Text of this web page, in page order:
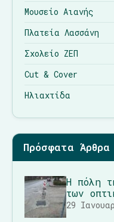
Μουσείο Αιανής
Πλατεία Λασσάνη
Σχολείο ΖΕΠ
Cut & Cover
Ηλιαχτίδα
Πρόσφατα Άρθρα
Η πόλη
των
29